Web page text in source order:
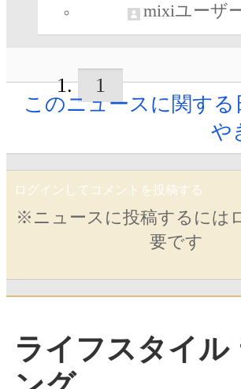
mixiユーザ
1
このニュースに関する
や
ログインしてコメントを投稿する
※ニュースに投稿するには
要です
ライフスタイル